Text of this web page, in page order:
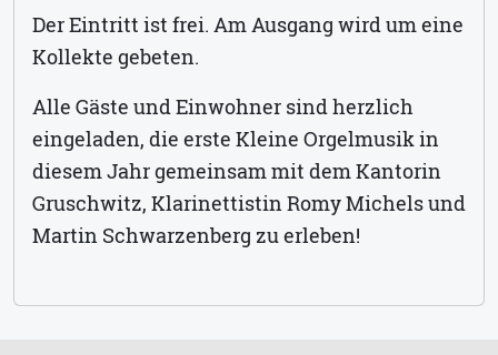
Der Eintritt ist frei. Am Ausgang wird um eine
Kollekte gebeten.
Alle Gäste und Einwohner sind herzlich
eingeladen, die erste Kleine Orgelmusik in
diesem Jahr gemeinsam mit dem Kantorin
Gruschwitz, Klarinettistin Romy Michels und
Martin Schwarzenberg zu erleben!